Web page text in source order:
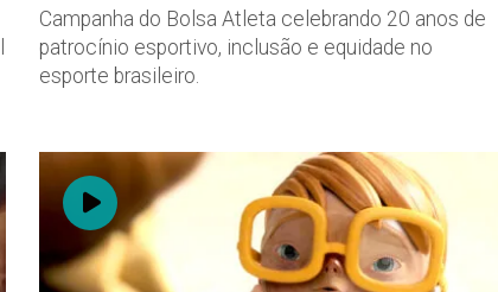
Campanha do Bolsa Atleta celebrando 20 anos de
patrocínio esportivo, inclusão e equidade no
esporte brasileiro.